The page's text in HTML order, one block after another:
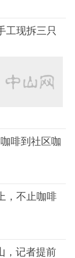
工现拆三只
啡到社区咖
，不止咖啡
，记者提前